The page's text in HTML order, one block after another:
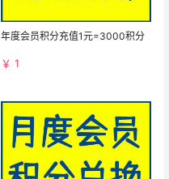
年度会员积分充值1元=3000积分
￥ 1